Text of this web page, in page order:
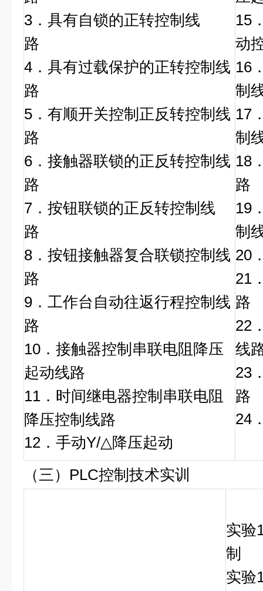
3．具有自锁的正转控制线
路
4．具有过载保护的正转控制线
路
5．有顺开关控制正反转控制线
路
6．接触器联锁的正反转控制线
路
7．按钮联锁的正反转控制线
路
8．按钮接触器复合联锁控制线
路
9．工作台自动往返行程控制线
路
10．接触器控制串联电阻降压
起动线路
11．时间继电器控制串联电阻
降压控制线路
12．手动Y/△降压起动
15
动
16
制
17
制
18
路
19
制
20
21
路
22
线
23
路
24
（三）PLC控制技术实训
实验
制
实验